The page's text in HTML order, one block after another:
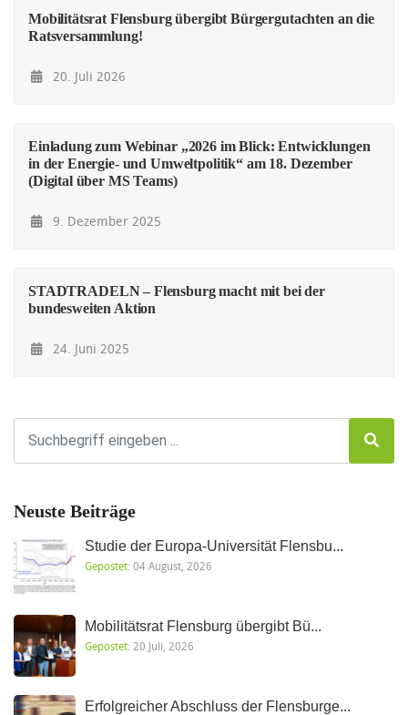
Mobilitätsrat Flensburg übergibt Bürgergutachten an die
Ratsversammlung!
20. Juli 2026
Einladung zum Webinar „2026 im Blick: Entwicklungen
in der Energie- und Umweltpolitik“ am 18. Dezember
(Digital über MS Teams)
9. Dezember 2025
STADTRADELN – Flensburg macht mit bei der
bundesweiten Aktion
24. Juni 2025
Neuste Beiträge
Studie der Europa-Universität Flensbu...
Gepostet:04 August, 2026
Mobilitätsrat Flensburg übergibt Bü...
Gepostet: 20 Juli, 2026
Erfolgreicher Abschluss der Flensburge...